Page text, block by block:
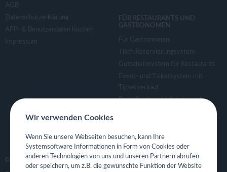
AGB
Datenschutzerklärung
APP- & Benutzerdaten löschen
Impressum
FÜR RESTAURANTS UND
GASTRONOMEN
Für Gastronomen
Tisch Reservierungsystem
Gutscheinsystem für Restaurants
Event- und Ticketsystem mit
Ticketverkauf
Bestellsystem Lieferung und
Eigene App für Restaurant
FOLGE UNS
Wir verwenden Cookies
Wenn Sie unsere Webseiten besuchen, kann Ihre
Systemsoftware Informationen in Form von Cookies oder
anderen Technologien von uns und unseren Partnern abrufen
oder speichern, um z.B. die gewünschte Funktion der Website